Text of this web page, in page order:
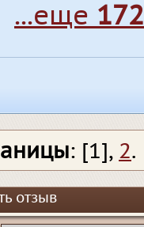
...еще 172
: [1], 2.
отзыв